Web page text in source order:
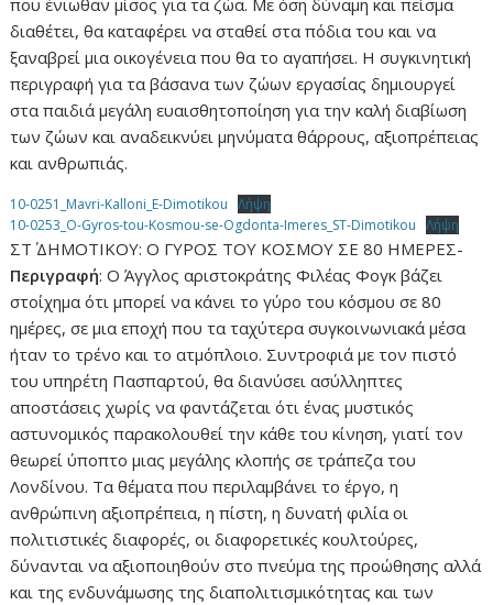
διαθέτει, θα καταφέρει να σταθεί στα πόδια του και να
ξαναβρεί μια οικογένεια που θα το αγαπήσει. Η συγκινητική
περιγραφή για τα βάσανα των ζώων εργασίας δημιουργεί
στα παιδιά μεγάλη ευαισθητοποίηση για την καλή διαβίωση
των ζώων και αναδεικνύει μηνύματα θάρρους, αξιοπρέπειας
και ανθρωπιάς.
10-0251_Mavri-Kalloni_E-Dimotikou
Λήψη
10-0253_O-Gyros-tou-Kosmou-se-Ogdonta-Imeres_ST-Dimotikou
Λήψη
ΣΤ΄ ΔΗΜΟΤΙΚΟΥ: Ο ΓΥΡΟΣ ΤΟΥ ΚΟΣΜΟΥ ΣΕ 80 ΗΜΕΡΕΣ-
Περιγραφή: Ο Άγγλος αριστοκράτης Φιλέας Φογκ βάζει
στοίχημα ότι μπορεί να κάνει το γύρο του κόσμου σε 80
ημέρες, σε μια εποχή που τα ταχύτερα συγκοινωνιακά μέσα
ήταν το τρένο και το ατμόπλοιο. Συντροφιά με τον πιστό
του υπηρέτη Πασπαρτού, θα διανύσει ασύλληπτες
αποστάσεις χωρίς να φαντάζεται ότι ένας μυστικός
αστυνομικός παρακολουθεί την κάθε του κίνηση, γιατί τον
θεωρεί ύποπτο μιας μεγάλης κλοπής σε τράπεζα του
Λονδίνου. Τα θέματα που περιλαμβάνει το έργο, η
ανθρώπινη αξιοπρέπεια, η πίστη, η δυνατή φιλία οι
πολιτιστικές διαφορές, οι διαφορετικές κουλτούρες,
δύνανται να αξιοποιηθούν στο πνεύμα της προώθησης αλλά
και της ενδυνάμωσης της διαπολιτισμικότητας και των